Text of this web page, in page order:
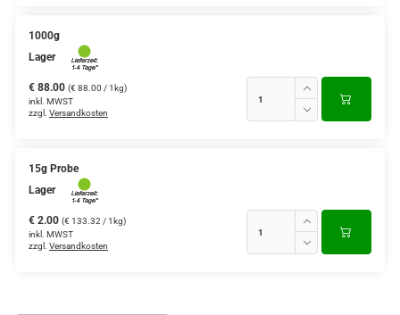
1000g
Lager
€ 88.00 (€ 88.00 / 1kg)
inkl. MWST
zzgl. Versandkosten
15g Probe
Lager
€ 2.00 (€ 133.32 / 1kg)
inkl. MWST
zzgl. Versandkosten